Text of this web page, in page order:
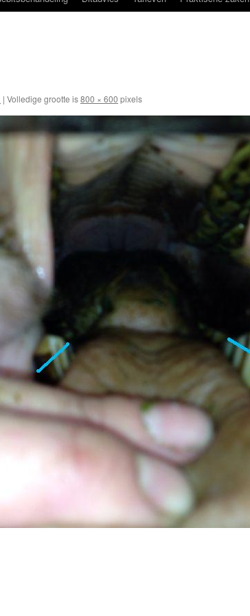
| Volledige grootte is800 × 600 pixels